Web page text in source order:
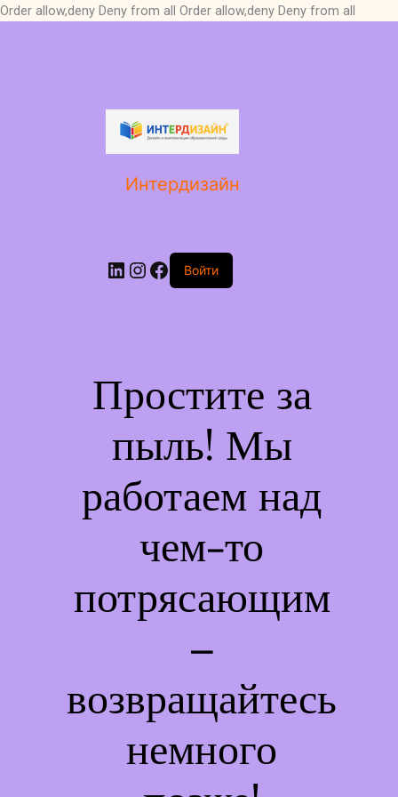
Order allow,deny Deny from all Order allow,deny Deny from all
Интердизайн
LinkedIn
Instagram
Facebook
Войти
Простите за
пыль! Мы
работаем над
чем-то
потрясающим
–
возвращайтесь
немного